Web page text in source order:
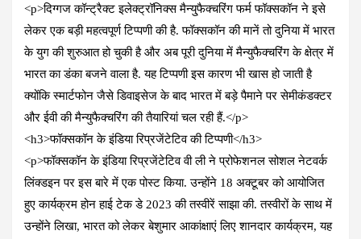
<p>दिग्गज कॉन्ट्रैक्ट इलेक्ट्रॉनिक्स मैन्यु्फैक्चरिंग फर्म फॉक्सकॉन ने इसे
लेकर एक बड़ी महत्वपूर्ण टिप्पणी की है. फॉक्सकॉन की मानें तो दुनिया में भारत
के युग की शुरुआत हो चुकी है और अब पूरी दुनिया में मैन्युफैक्चरिंग के क्षेत्र में
भारत का डंका बजने वाला है. यह टिप्पणी इस कारण भी खास हो जाती है
क्योंकि स्मार्टफोन जैसे डिवाइसेज के बाद भारत में बड़े पैमाने पर सेमीकंडक्टर
और ईवी की मैन्युफैक्चरिंग की तैयारियां चल रही हैं.</p>
<h3>फॉक्सकॉन के इंडिया रिप्रजेंटेटिव की टिप्पणी</h3>
<p>फॉक्सकॉन के इंडिया रिप्रजेंटेटिव वी ली ने प्रोफेशनल सोशल नेटवर्क
लिंक्डइन पर इस बारे में एक पोस्ट किया. उन्होंने 18 अक्टूबर को आयोजित
हुए कार्यक्रम होन हाई टेक डे 2023 की तस्वीरें साझा की. तस्वीरों के साथ में
उन्होंने लिखा, भारत को लेकर बेशुमार आकांक्षाएं लिए शानदार कार्यक्रम, यह